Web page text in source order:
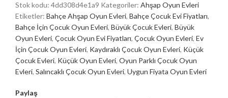
Stok kodu: 4dd308d4e1a9 Kategoriler: Ahşap Oyun Evleri
Etiketler: Bahçe Ahşap Oyun Evleri, Bahçe Çocuk Evi Fiyatları,
Bahçe İçin Çocuk Oyun Evleri, Büyük Çocuk Evleri, Büyük
Oyun Evleri, Çocuk Oyun Evi Fiyatları, Çocuk Oyun Evleri, Ev
İçin Çocuk Oyun Evleri, Kaydıraklı Çocuk Oyun Evleri, Küçük
Çocuk Evleri, Küçük Oyun Evleri, Oyun Parklı Çocuk Oyun
Evleri, Salıncaklı Çocuk Oyun Evleri, Uygun Fiyata Oyun Evleri
Paylaş